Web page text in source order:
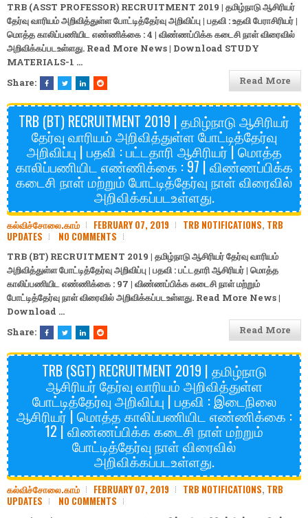
TRB (ASST PROFESSOR) RECRUITMENT 2019 | தமிழ்நாடு ஆசிரியர்
தேர்வு வாரியம் அறிவித்துள்ள போட்டித்தேர்வு அறிவிப்பு | பதவி : உதவி பேராசிரியர் |
மொத்த காலிப்பணியிட எண்ணிக்கை : 4 | விண்ணப்பிக்க கடைசி நாள் விரைவில்
அறிவிக்கப்படஉள்ளது. Read More News | Download STUDY
MATERIALS-1 …
Share:
Read More
TRB (BT) RECRUITMENT 2019 | தமிழ்நாடு ஆசிரியர்
தேர்வு வாரியம் அறிவித்துள்ள போட்டித்தேர்வு
அறிவிப்பு | பதவி : பட்டதாரி ஆசிரியர் | மொத்த
காலிப்பணியிட எண்ணிக்கை : 97 | விண்ணப்பிக்க
கடைசி நாள் மற்றும் போட்டித்தேர்வு நாள் விரைவில்
அறிவிக்கப்படஉள்ளது.
கல்விச்சோலை.காம் FEBRUARY 07, 2019 TRB NOTIFICATIONS, TRB
UPDATES
NO COMMENTS
TRB (BT) RECRUITMENT 2019 | தமிழ்நாடு ஆசிரியர் தேர்வு வாரியம்
அறிவித்துள்ள போட்டித்தேர்வு அறிவிப்பு | பதவி : பட்டதாரி ஆசிரியர் | மொத்த
காலிப்பணியிட எண்ணிக்கை : 97 | விண்ணப்பிக்க கடைசி நாள் மற்றும்
போட்டித்தேர்வு நாள் விரைவில் அறிவிக்கப்படஉள்ளது. Read More News |
Download …
Share:
Read More
TRB (SGT) RECRUITMENT 2019 | தமிழ்நாடு
ஆசிரியர் தேர்வு வாரியம் அறிவித்துள்ள
போட்டித்தேர்வு அறிவிப்பு | பதவி : இடைநிலை
ஆசிரியர் | மொத்த காலிப்பணியிட எண்ணிக்கை :
12 | விண்ணப்பிக்க கடைசி நாள் மற்றும்
போட்டித்தேர்வு நாள் விரைவில்
அறிவிக்கப்படஉள்ளது.
கல்விச்சோலை.காம் FEBRUARY 07, 2019 TRB NOTIFICATIONS, TRB
UPDATES
NO COMMENTS